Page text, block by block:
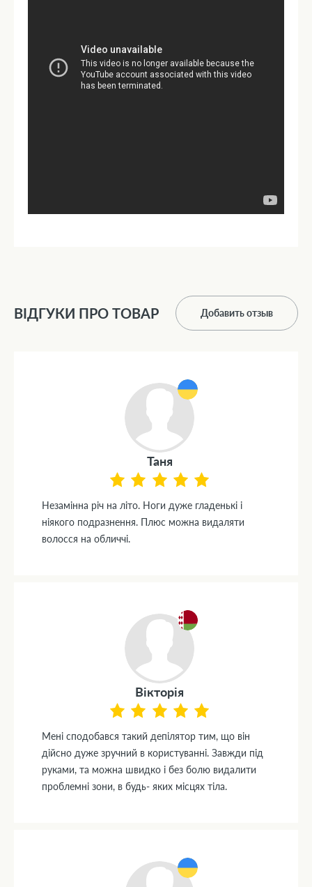
ВІДГУКИ ПРО ТОВАР Добавить отзыв
Таня
Незамінна річ на літо. Ноги дуже гладенькі і
ніякого подразнення. Плюс можна видаляти
волосся на обличчі.
Вiкторiя
Менi сподобався такий депiлятор тим, що вiн
дiйсно дуже зручний в користуваннi. Завжди пiд
руками, та можна швидко i без болю видалити
проблемнi зони, в будь- яких мiсцях тiла.